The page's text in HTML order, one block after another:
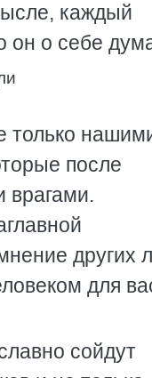
каждый
он о себе
только
после
врагами.
других
для
сойдут